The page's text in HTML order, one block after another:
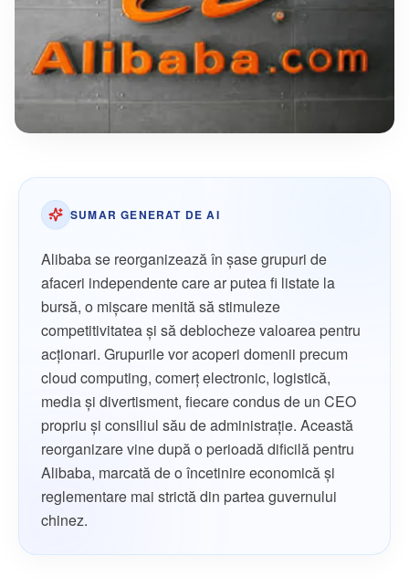
SUMAR GENERAT DE AI
Alibaba se reorganizează în șase grupuri de
afaceri independente care ar putea fi listate la
bursă, o mișcare menită să stimuleze
competitivitatea și să deblocheze valoarea pentru
acționari. Grupurile vor acoperi domenii precum
cloud computing, comerț electronic, logistică,
media și divertisment, fiecare condus de un CEO
propriu și consiliul său de administrație. Această
reorganizare vine după o perioadă dificilă pentru
Alibaba, marcată de o încetinire economică și
reglementare mai strictă din partea guvernului
chinez.